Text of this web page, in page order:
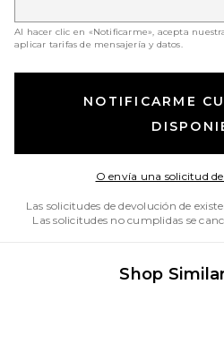
Al hacer clic en «Notificarme», acepta
aplicar tarifas de mensajería y datos.
NOTIFICARME
O envía una solicitud
Las solicitudes de devolución de
Las solicitudes no cumplidas se
Shop